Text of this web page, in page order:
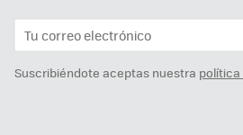
Suscribiéndote aceptas nuestra política